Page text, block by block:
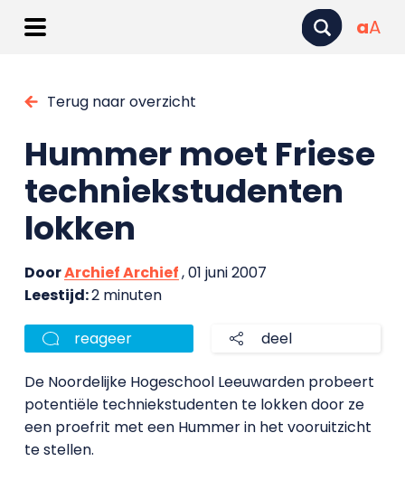
aA
Terug naar overzicht
Hummer moet Friese
techniekstudenten
lokken
DoorArchief Archief, 01 juni 2007
Leestijd:2 minuten
reageer deel
De Noordelijke Hogeschool Leeuwarden probeert
potentiële techniekstudenten te lokken door ze
een proefrit met een Hummer in het vooruitzicht
te stellen.